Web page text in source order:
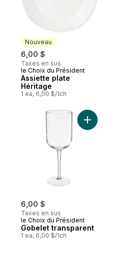
Nouveau
6,00 $
Taxes en sus
Nouveau
le Choix du Président
Assiette plate
Héritage
1 ea, 6,00 $/1ch
6,00 $
Taxes en sus
le Choix du Président
Gobelet transparent
1 ea, 6,00 $/1ch
Ajouter